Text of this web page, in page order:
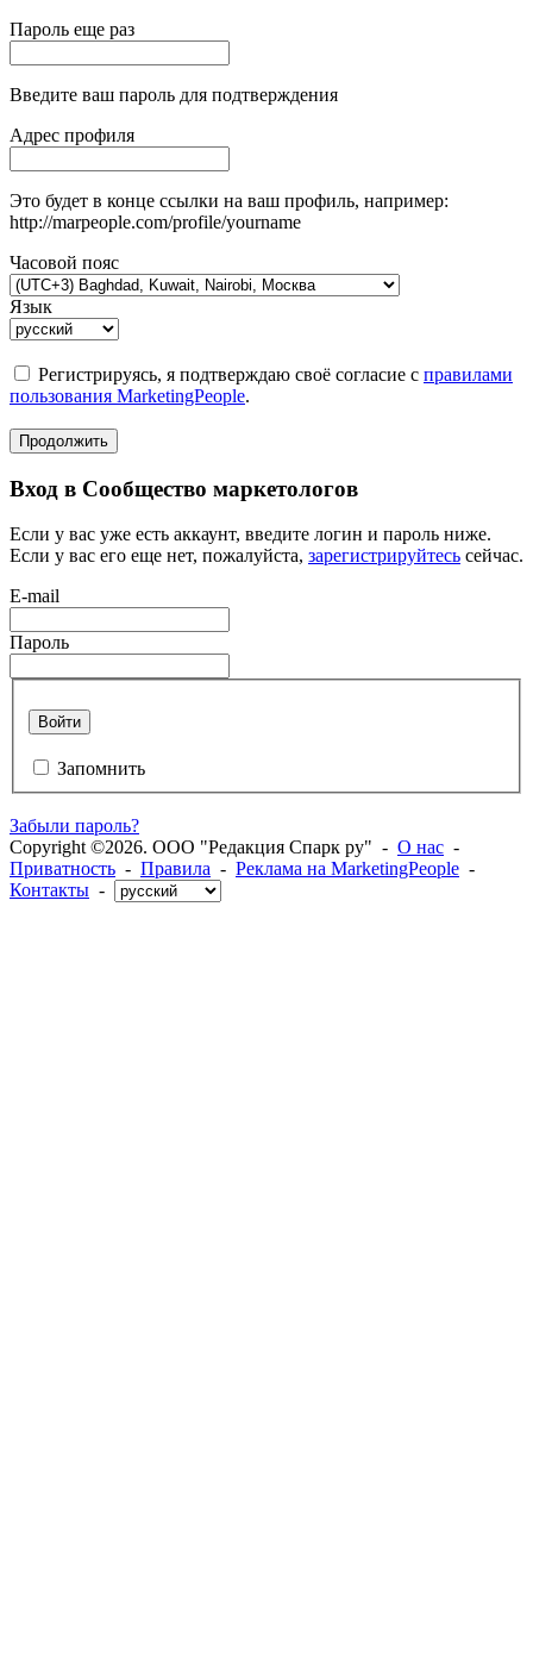
Пароль еще раз
Введите ваш пароль для подтверждения
Адрес профиля
Это будет в конце ссылки на ваш профиль, например:
http://marpeople.com/profile/yourname
Часовой пояс
Язык
Регистрируясь, я подтверждаю своё согласие с правилами
пользования MarketingPeople.
Продолжить
Вход в Сообщество маркетологов
Если у вас уже есть аккаунт, введите логин и пароль ниже.
Если у вас его еще нет, пожалуйста, зарегистрируйтесь сейчас.
E-mail
Пароль
Войти
Запомнить
Забыли пароль?
Copyright ©2026. ООО "Редакция Спарк ру" - О нас -
Приватность - Правила - Реклама на MarketingPeople -
Контакты -